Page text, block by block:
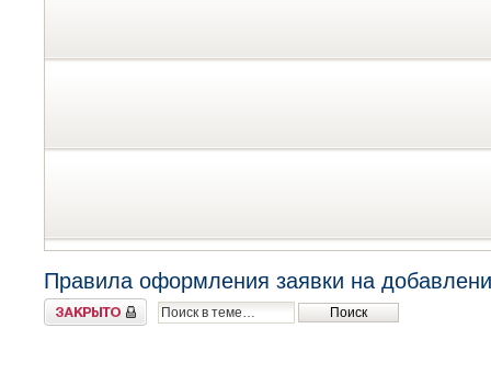
Правила оформления заявки на
Закрыто